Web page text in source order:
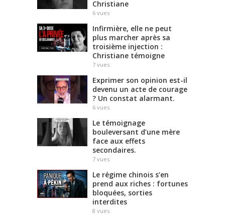
Christiane
6 vues
Infirmière, elle ne peut
plus marcher après sa
troisième injection :
Christiane témoigne
7 vues
Exprimer son opinion est-il
devenu un acte de courage
? Un constat alarmant.
6 vues
Le témoignage
bouleversant d’une mère
face aux effets
secondaires.
7 vues
Le régime chinois s’en
prend aux riches : fortunes
bloquées, sorties
interdites
8 vues